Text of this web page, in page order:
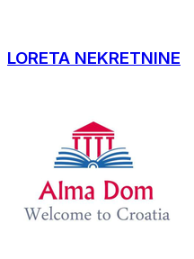
LORETA NEKRETNINE